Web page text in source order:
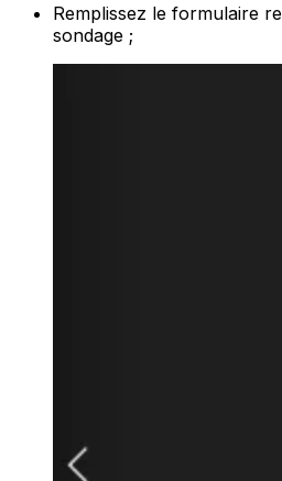
Remplissez le formulaire
sondage ;